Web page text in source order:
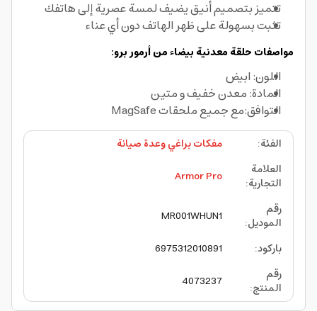
تتميز بتصميم أنيق يضيف لمسة عصرية إلى هاتفك
تثبت بسهولة على ظهر الهاتف دون أي عناء
مواصفات حلقة معدنية بيضاء من أرمور برو:
اللون: ابيض
المادة: معدن خفيف و متين
التوافق:مع جميع ملحقات MagSafe
الفئة:
مفكات براغي وعدة صيانة
العلامة
التجارية:
Armor Pro
رقم
الموديل:
MR001WHUN1
باركود:
6975312010891
رقم
المنتج:
4073237